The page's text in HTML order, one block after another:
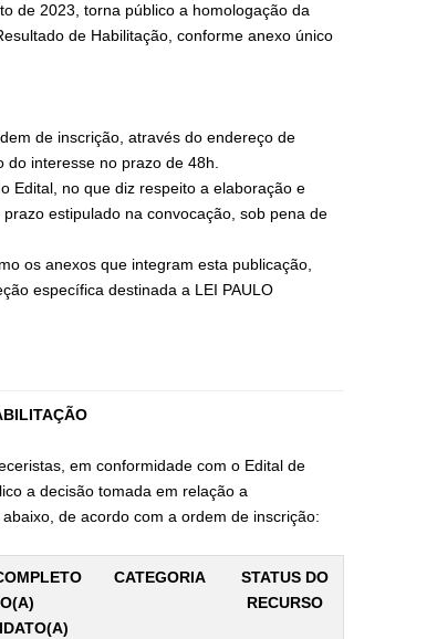
de 2023, torna público a homologação da
de Habilitação, conforme anexo único
de inscrição, através do endereço de
do interesse no prazo de 48h.
Edital, no que diz respeito a elaboração e
estipulado na convocação, sob pena de
os anexos que integram esta publicação,
específica destinada a LEI PAULO
em conformidade com o Edital de
a decisão tomada em relação a
de acordo com a ordem de inscrição:
CATEGORIA
STATUS DO
RECURSO